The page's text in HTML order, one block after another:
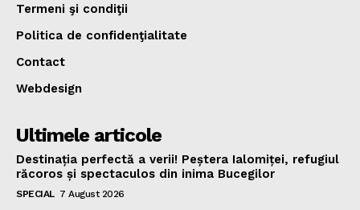
Termeni şi condiţii
Politica de confidenţialitate
Contact
Webdesign
Ultimele articole
Destinația perfectă a verii! Peștera Ialomiței, refugiul
răcoros și spectaculos din inima Bucegilor
SPECIAL 7 August 2026